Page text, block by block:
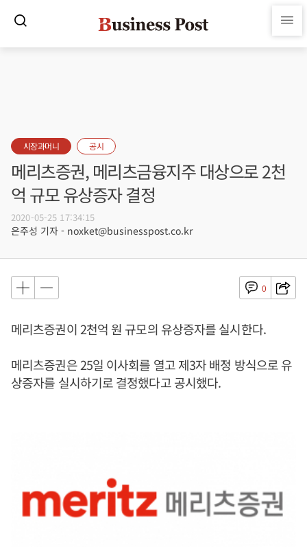
시장과머니 공시
메리츠증권, 메리츠금융지주 대상으로 2천
억 규모 유상증자 결정
2020-05-25 17:34:15
은주성 기자 - noxket@businesspost.co.kr
0
메리츠증권이 2천억 원 규모의 유상증자를 실시한다.
메리츠증권은 25일 이사회를 열고 제3자 배정 방식으로 유
상증자를 실시하기로 결정했다고 공시했다.